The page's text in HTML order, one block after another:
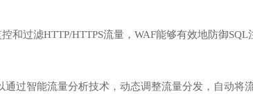
和过滤HTTP/HTTPS流量，WAF能够有效地防御
过智能流量分析技术，动态调整流量分发，自动将